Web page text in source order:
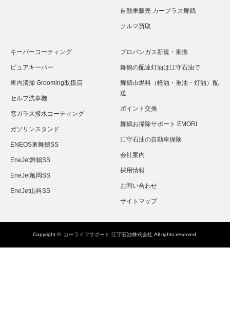
自動車販売 カープラス舞鶴
クルマ買取
キーパーコーティング
ピュアキーパー
車内清掃 Grooming取扱店
セルフ洗車機
窓ガラス撥水コーティング
ガソリンスタンド
ENEOS東舞鶴SS
EneJet舞鶴SS
EneJet亀岡SS
EneJet山科SS
プロパンガス新規・乗換
舞鶴の配達灯油は江守石油で
舞鶴市燃料（軽油・重油・灯油）配
送
ポイント交換
舞鶴お掃除サポート EMORI
江守石油の自動車保険
会社案内
採用情報
お問い合わせ
サイトマップ
Copyright © カーライフサポート 江守石油株式会社All rights reserved.